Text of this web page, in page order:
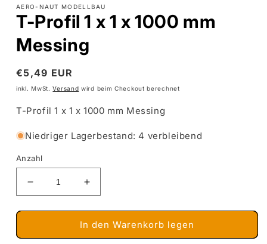
öffnen
AERO-NAUT MODELLBAU
T-Profil 1 x 1 x 1000 mm
Messing
Normaler
Preis
€5,49 EUR
inkl. MwSt.Versand wird beim Checkout berechnet
T-Profil 1 x 1 x 1000 mm Messing
Niedriger Lagerbestand: 4 verbleibend
Anzahl
Verringere
die
Menge
T-
Erhöhe
die
Menge
für
T-
In den Warenkorb legen